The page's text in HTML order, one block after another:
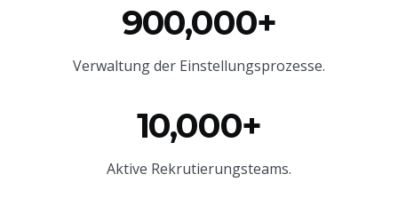
900,000+
Verwaltung der Einstellungsprozesse.
10,000+
Aktive Rekrutierungsteams.